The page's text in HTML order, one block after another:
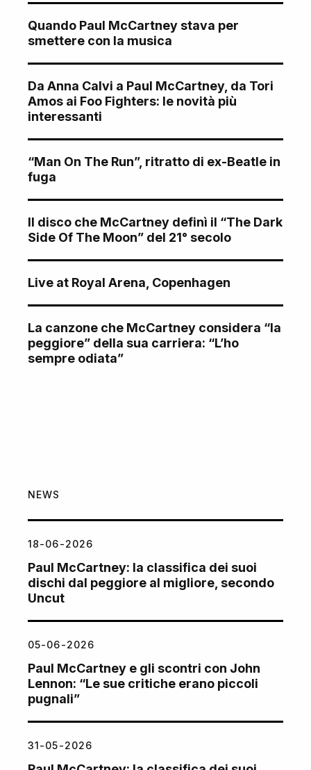
Quando Paul McCartney stava per
smettere con la musica
Da Anna Calvi a Paul McCartney, da Tori
Amos ai Foo Fighters: le novità più
interessanti
“Man On The Run”, ritratto di ex-Beatle in
fuga
Il disco che McCartney definì il “The Dark
Side Of The Moon” del 21° secolo
Live at Royal Arena, Copenhagen
La canzone che McCartney considera “la
peggiore” della sua carriera: “L’ho
sempre odiata”
NEWS
18-06-2026
Paul McCartney: la classifica dei suoi
dischi dal peggiore al migliore, secondo
Uncut
05-06-2026
Paul McCartney e gli scontri con John
Lennon: “Le sue critiche erano piccoli
pugnali”
31-05-2026